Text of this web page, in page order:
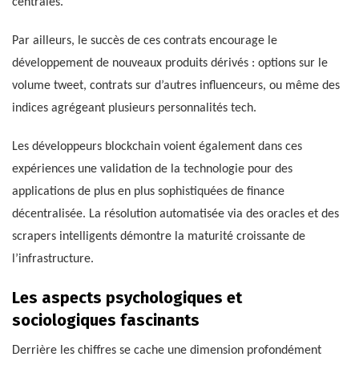
Par ailleurs, le succès de ces contrats encourage le
développement de nouveaux produits dérivés : options sur le
volume tweet, contrats sur d’autres influenceurs, ou même des
indices agrégeant plusieurs personnalités tech.
Les développeurs blockchain voient également dans ces
expériences une validation de la technologie pour des
applications de plus en plus sophistiquées de finance
décentralisée. La résolution automatisée via des oracles et des
scrapers intelligents démontre la maturité croissante de
l’infrastructure.
Les aspects psychologiques et
sociologiques fascinants
Derrière les chiffres se cache une dimension profondément